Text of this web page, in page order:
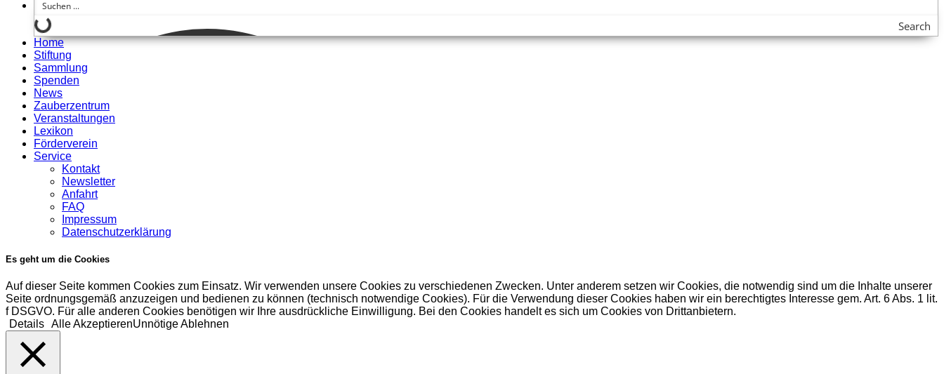
Search
Home
Stiftung
Sammlung
Spenden
News
Zauberzentrum
Veranstaltungen
Lexikon
Förderverein
Service
Kontakt
Newsletter
Anfahrt
FAQ
Impressum
Datenschutzerklärung
Es geht um die Cookies
Auf dieser Seite kommen Cookies zum Einsatz. Wir verwenden unsere Cookies zu verschiedenen Zwecken. Unter anderem setzen wir Cookies, die notwendig sind um die Inhalte unserer
Seite ordnungsgemäß anzuzeigen und bedienen zu können (technisch notwendige Cookies). Für die Verwendung dieser Cookies haben wir ein berechtigtes Interesse gem. Art. 6 Abs. 1 lit.
f DSGVO. Für alle anderen Cookies benötigen wir Ihre ausdrückliche Einwilligung. Bei den Cookies handelt es sich um Cookies von Drittanbietern.
Details Alle AkzeptierenUnnötige Ablehnen